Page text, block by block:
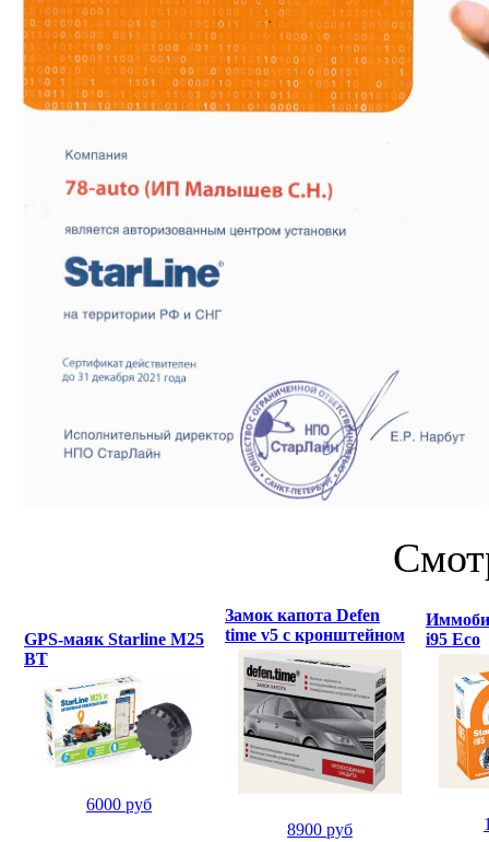
GPS-маяк Starline M25
BT
6000 руб
Замок капота Defen
time v5 с кронштейном
8900 руб
i95 Eco